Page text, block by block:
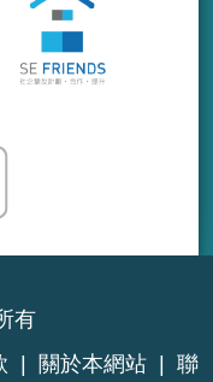
有
關於本網站 聯